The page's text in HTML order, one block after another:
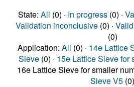
State: All (0) · In progress(0) ·
Validation inconclusive(0) · Valid
(0)
Application: All (0) · 14e Lattice
Sieve (0) · 15e Lattice Sieve for
16e Lattice Sieve for smaller
Sieve V5 (0)